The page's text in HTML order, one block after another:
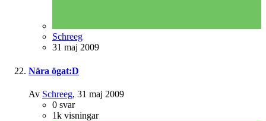
Schreeg
31 maj 2009
Nära ögat:D
Av Schreeg, 31 maj 2009
0 svar
1k visningar